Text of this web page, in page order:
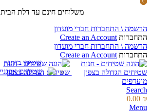
משלוחים חינם עד דלת הבית
הרשמה \ התחברות חברי מועדון
התחברות Create an Account
הרשמה \ התחברות חברי מועדון
התחברות Create an Account
מועדפים
Search
0
0.00 ₪
Menu
0
שטיחי כותנה